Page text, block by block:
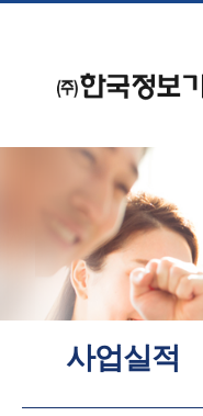
사업실적